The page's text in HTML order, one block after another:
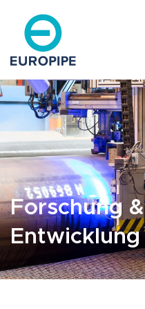
Forschung &
Entwicklung